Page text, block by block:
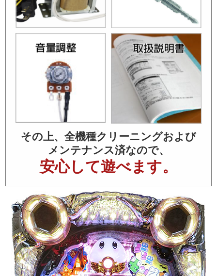
その上、全機種クリーニングおよび
メンテナンス済なので、
安心して遊べます。